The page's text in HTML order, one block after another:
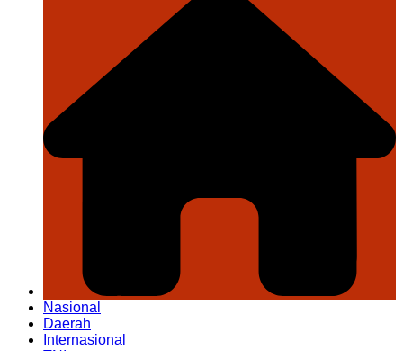
Nasional
Daerah
Internasional